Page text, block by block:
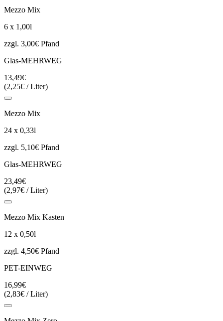
Mezzo Mix
6 x 1,00l
zzgl. 3,00€ Pfand
Glas-MEHRWEG
13,49€
(2,25€ / Liter)
Mezzo Mix
24 x 0,33l
zzgl. 5,10€ Pfand
Glas-MEHRWEG
23,49€
(2,97€ / Liter)
Mezzo Mix Kasten
12 x 0,50l
zzgl. 4,50€ Pfand
PET-EINWEG
16,99€
(2,83€ / Liter)